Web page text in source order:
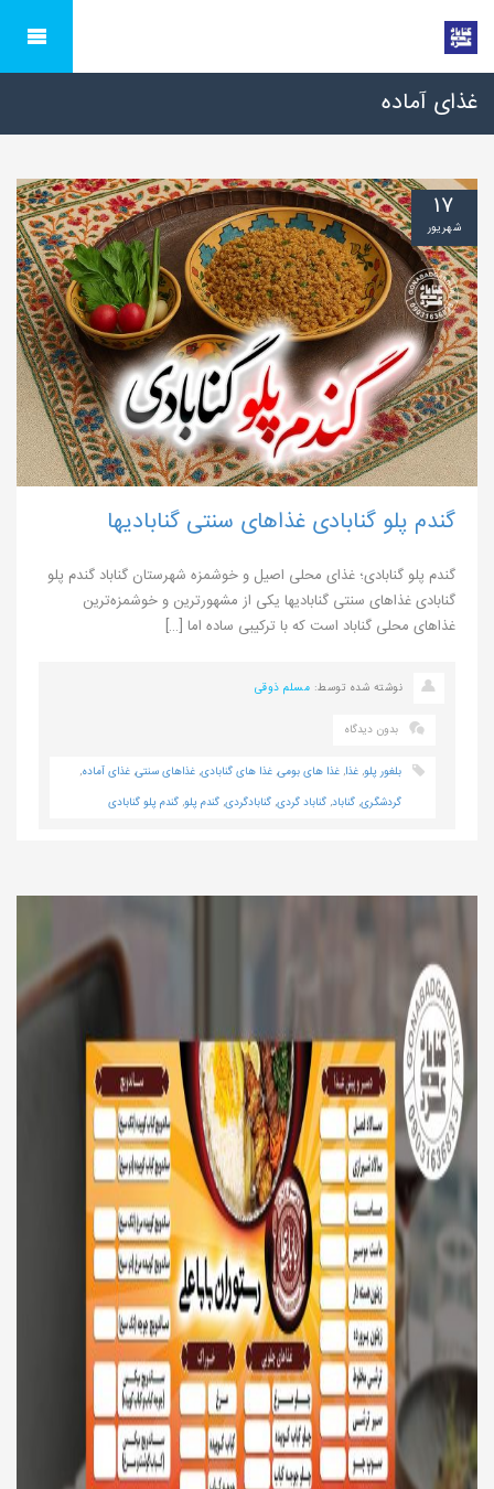
غذای آماده
گندم پلو گنابادی غذاهای سنتی گنابادیها
گندم پلو گنابادی؛ غذای محلی اصیل و خوشمزه شهرستان گناباد گندم پلو
گنابادی غذاهای سنتی گنابادیها یکی از مشهورترین و خوشمزه‌ترین
غذاهای محلی گناباد است که با ترکیبی ساده اما […]
۱۷
شهریور
نوشته شده توسط: مسلم ذوقی
بدون دیدگاه
بلغور پلو, غذا, غذا های بومی, غذا های گنابادی, غذاهای سنتی, غذای آماده,
گردشگری, گناباد, گناباد گردی, گنابادگردی, گندم پلو, گندم پلو گنابادی